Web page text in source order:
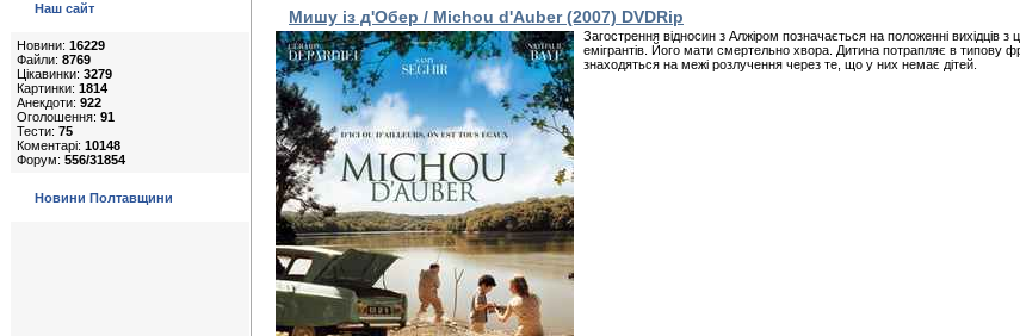
Наш сайт
Новини: 16229
Файли: 8769
Цікавинки: 3279
Картинки: 1814
Анекдоти: 922
Оголошення: 91
Тести: 75
Коментарі: 10148
Форум: 556/31854
Новини Полтавщини
Мишу із д'Обер / Michou d'Auber (2007) DVDRip
Загострення відносин з Алжіром позначається на положенні вихідців з
емігрантів. Його мати смертельно хвора. Дитина потрапляє в типову
знаходяться на межі розлучення через те, що у них немає дітей.